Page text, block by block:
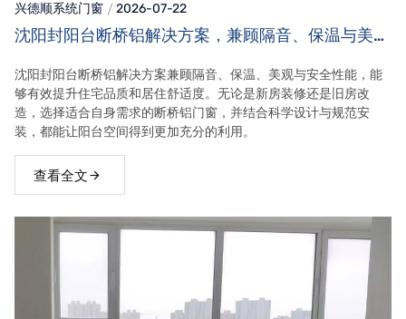
兴德顺系统门窗 2026-07-22
沈阳封阳台断桥铝解决方案，兼顾隔音、保温与美观
沈阳封阳台断桥铝解决方案兼顾隔音、保温、美观与安全性能，能
够有效提升住宅品质和居住舒适度。无论是新房装修还是旧房改
造，选择适合自身需求的断桥铝门窗，并结合科学设计与规范安
装，都能让阳台空间得到更加充分的利用。
查看全文